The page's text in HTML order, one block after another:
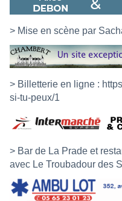
> Mise en scène par
> Billetterie en ligne :
si-tu-peux/1
> Bar de La Prade et
avec Le Troubadour des